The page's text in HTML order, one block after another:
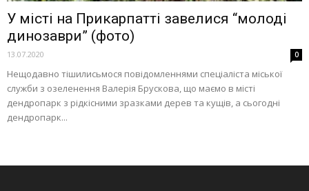
У місті на Прикарпатті завелися “молоді
динозаври” (фото)
13.07.2020 0
Нещодавно тішилисьмося повідомленнями спеціаліста міської
служби з озеленення Валерія Брускова, що маємо в місті
дендропарк з рідкісними зразками дерев та кущів, а сьогодні
дендропарк...